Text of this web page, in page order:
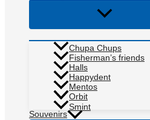
Alternar
Chupa Chups
Fisherman’s friends
Halls
Happydent
Mentos
Orbit
Smint
Souvenirs